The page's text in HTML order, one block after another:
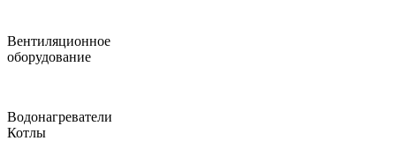
Вентиляционное
оборудование
Водонагреватели
Котлы